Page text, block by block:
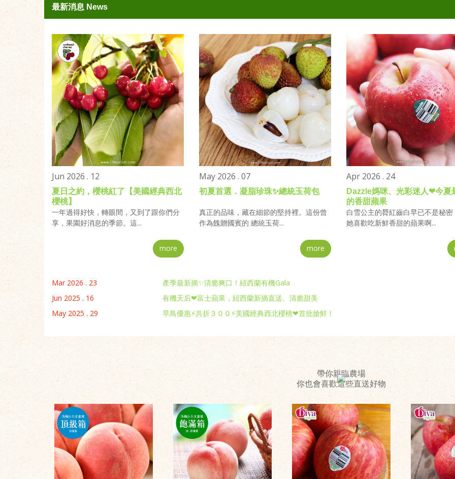
最新消息 News
Jun 2026 . 12
夏日之約，櫻桃紅了【美國經典西北
櫻桃】
一年過得好快，轉眼間，又到了跟你們分
享，果園好消息的季節。這...
more
May 2026 . 07
初夏首選．凝脂珍珠✨總統玉荷包
真正的品味，藏在細節的堅持裡。這份曾
作為餽贈國賓的 總統玉荷...
more
Apr 2026 . 24
Dazzle媽咪、光彩迷人❤今夏
的香甜蘋果
白雪公主的脣紅齒白早已不是秘密
她喜歡吃新鮮香甜的蘋果啊...
Mar 2026 . 23
產季最新摘✨清脆爽口！紐西蘭有機Gala
Jun 2025 . 16
有機天后❤富士蘋果，紐西蘭新摘直送、清脆甜美
May 2025 . 29
早鳥優惠⚡共折３００⚡美國經典西北櫻桃❤首批搶鮮！
帶你親臨農場
你也會喜歡這些直送好物